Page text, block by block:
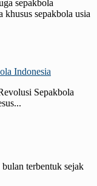
sepakbola
khusus sepakbola usia
Indonesia
Sepakbola
terbentuk sejak